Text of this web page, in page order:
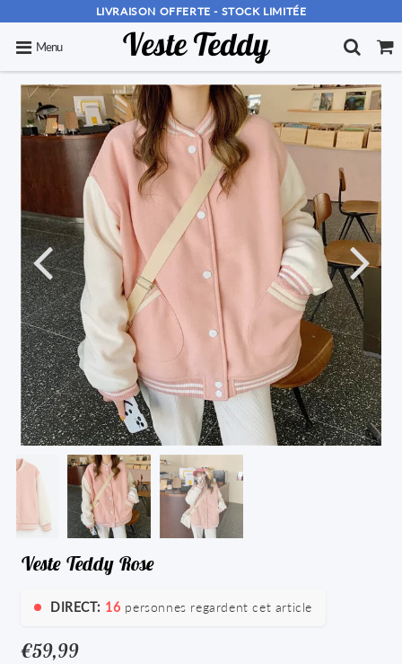
LIVRAISON OFFERTE - STOCK LIMITÉE
Menu
Veste Teddy Rose
DIRECT: 16 personnes regardent cet article
€59,99